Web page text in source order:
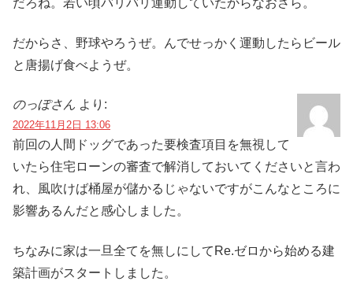
だろね。若い頃バリバリ運動していたからなおさら。
だからさ、野球やろうぜ。んでせっかく運動したらビール
と唐揚げ食べようぜ。
のっぽさん より:
2022年11月2日 13:06
前回の人間ドッグであった要検査項目を無視して
いたら住宅ローンの審査で解消しておいてくださいと言わ
れ、風吹けば桶屋が儲かるじゃないですがこんなところに
影響あるんだと感心しました。
ちなみに家は一旦全てを無しにしてRe.ゼロから始める建
築計画がスタートしました。